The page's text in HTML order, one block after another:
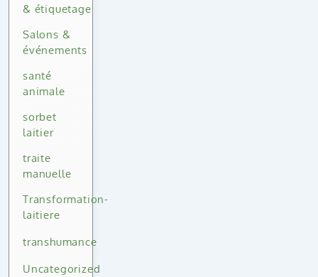
& étiquetage
Salons &
événements
santé
animale
sorbet
laitier
traite
manuelle
Transformation-
laitiere
transhumance
Uncategorized